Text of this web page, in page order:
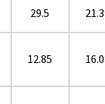
29.5
12.85